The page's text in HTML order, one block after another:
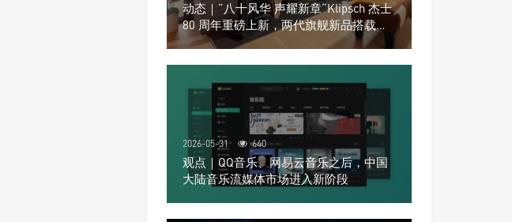
动态｜”八十风华 声耀新章“Klipsch 杰士
80 周年重磅上新，两代旗舰新品搭载硬
核配置音质再升级
2026-05-31 640
观点｜QQ音乐、网易云音乐之后，中国
大陆音乐流媒体市场进入新阶段